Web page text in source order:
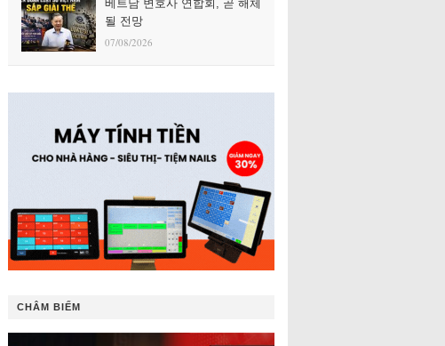
베트남 변호사 연합회, 곧 해체
될 전망
07/08/2026
CHÂM BIẾM